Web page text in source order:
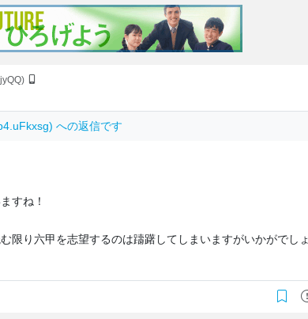
への返信です
すね！
限り六甲を志望するのは躊躇してしまいますがいかがでしょ